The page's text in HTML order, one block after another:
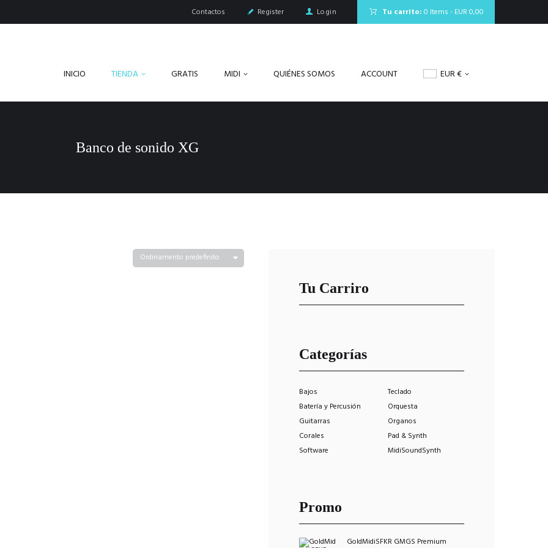
Contactos Register Login Tu carrito: 0 Items - EUR 0,00
INICIO TIENDA GRATIS MIDI QUIÉNES SOMOS ACCOUNT EUR €
Banco de sonido XG
Tu Carriro
Categorías
Bajos
Teclado
Batería y Percusión
Orquesta
Guitarras
Organos
Corales
Pad & Synth
Software
MidiSoundSynth
Promo
GoldMidiSFKR GMGS Premium